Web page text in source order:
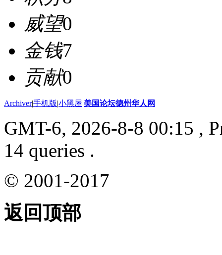
威望0
金钱7
贡献0
Archiver|手机版|小黑屋|美国论坛德州华人网
GMT-6, 2026-8-8 00:15 ,
14 queries .
© 2001-2017
返回顶部